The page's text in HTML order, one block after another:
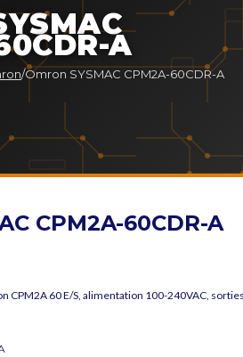
A
/Omron SYSMAC CPM2A-60CDR-A
CPM2A-60CDR-A
CPM2A 60 E/S, alimentation 100-240VAC,